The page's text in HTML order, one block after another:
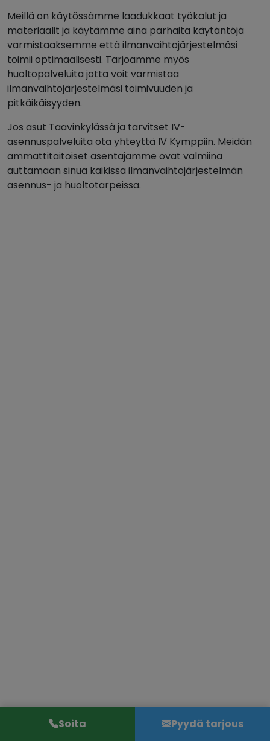
Meillä on käytössämme laadukkaat työkalut ja
materiaalit ja käytämme aina parhaita käytäntöjä
varmistaaksemme että ilmanvaihtojärjestelmäsi
toimii optimaalisesti. Tarjoamme myös
huoltopalveluita jotta voit varmistaa
ilmanvaihtojärjestelmäsi toimivuuden ja
pitkäikäisyyden.
Jos asut Taavinkylässä ja tarvitset IV-
asennuspalveluita ota yhteyttä IV Kymppiin. Meidän
ammattitaitoiset asentajamme ovat valmiina
auttamaan sinua kaikissa ilmanvaihtojärjestelmän
asennus- ja huoltotarpeissa.
Soita Pyydä tarjous